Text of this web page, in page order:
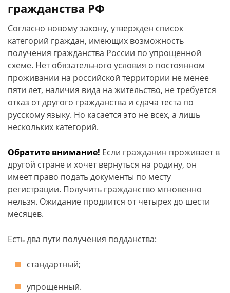
гражданства РФ
Согласно новому закону, утвержден список
категорий граждан, имеющих возможность
получения гражданства России по упрощенной
схеме. Нет обязательного условия о постоянном
проживании на российской территории не менее
пяти лет, наличия вида на жительство, не требуется
отказ от другого гражданства и сдача теста по
русскому языку. Но касается это не всех, а лишь
нескольких категорий.
Обратите внимание! Если гражданин проживает в
другой стране и хочет вернуться на родину, он
имеет право подать документы по месту
регистрации. Получить гражданство мгновенно
нельзя. Ожидание продлится от четырех до шести
месяцев.
Есть два пути получения подданства:
стандартный;
упрощенный.